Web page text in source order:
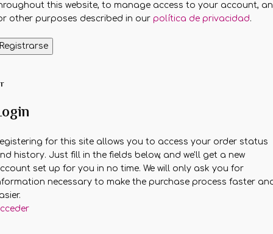
this website, to manage access to your account,
other purposes described in our política de privacidad.
for this site allows you to access your order status
history. Just fill in the fields below, and we'll get a new
set up for you in no time. We will only ask you for
necessary to make the purchase process faster